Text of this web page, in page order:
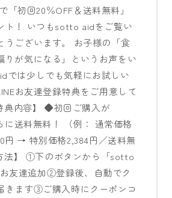
「初回20％OFF＆送料無料」
ト！ いつもsotto aidをご覧い
うございます。 お子様の「食
りが気になる」というお声をい
では少しでも気軽にお試しい
お友達登録特典をご用意して
内容】 ◆初回ご購入が
送料無料！ （例： 通常価格
円 → 特別価格2,384円／送料無
】 ①下のボタンから「sotto
友達追加②登録後、自動でク
きます③ご購入時にクーポンコ